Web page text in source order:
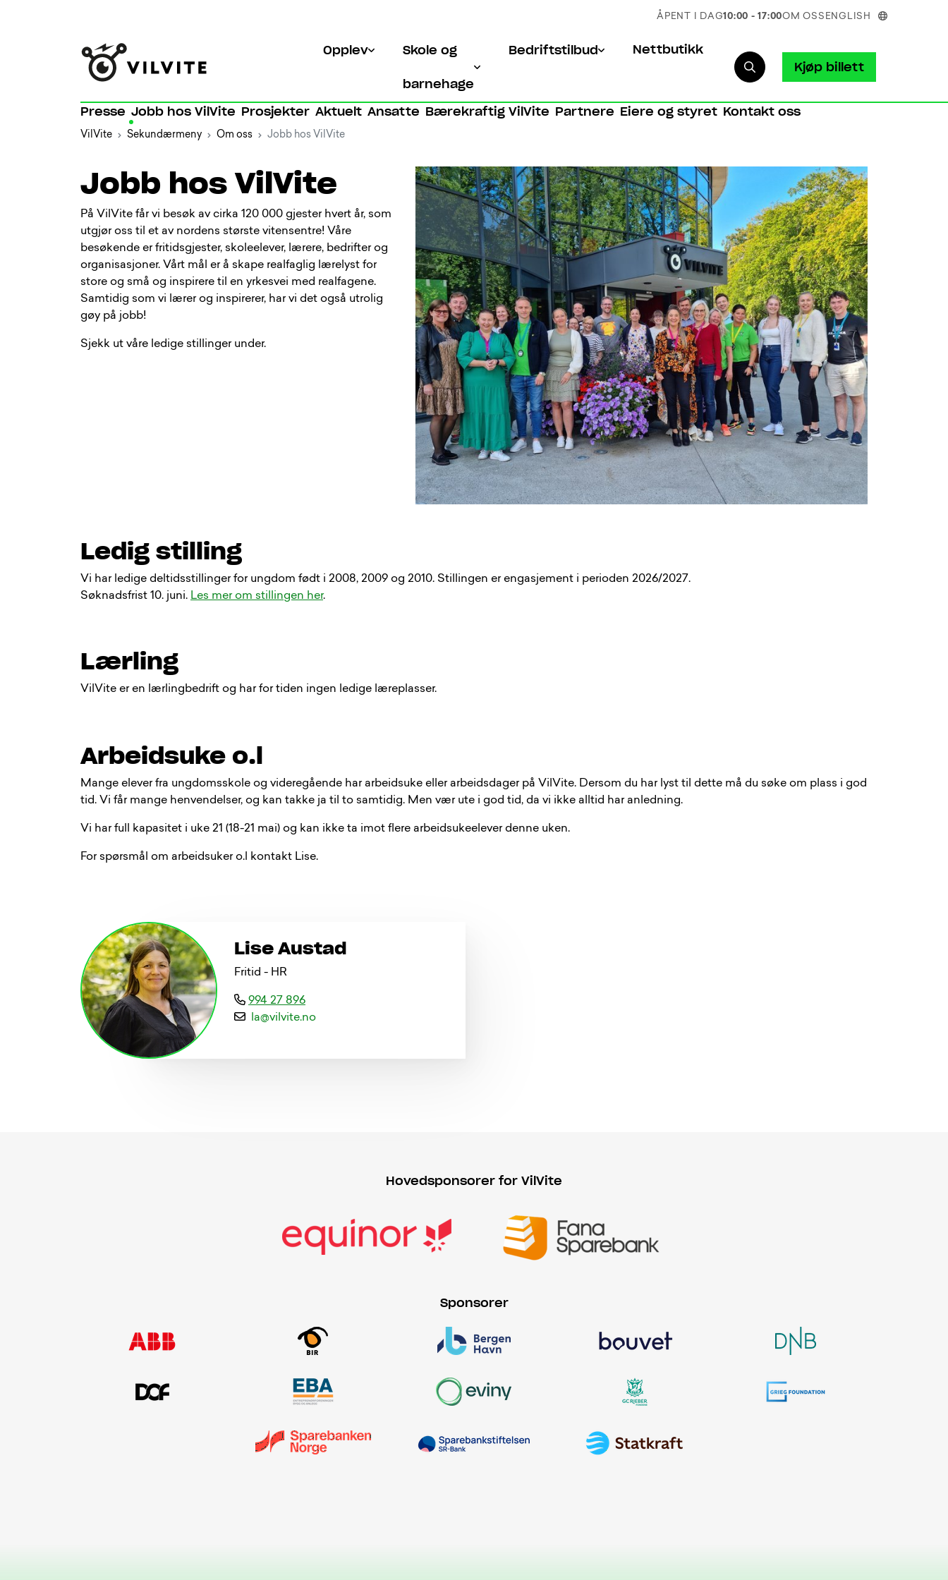
Opplev Skole og
barnehage
Bedriftstilbud Nettbutikk
ÅPENT I DAG10:00 - 17:00OM OSS ENGLISH
Kjøp billett
Presse Jobb hos VilVite Prosjekter Aktuelt Ansatte Bærekraftig VilVite Partnere Eiere og styret Kontakt oss
VilVite Sekundærmeny Om oss Jobb hos VilVite
Jobb hos VilVite
På VilVite får vi besøk av cirka 120 000 gjester hvert år, som
utgjør oss til et av nordens største vitensentre! Våre
besøkende er fritidsgjester, skoleelever, lærere, bedrifter og
organisasjoner. Vårt mål er å skape realfaglig lærelyst for
store og små og inspirere til en yrkesvei med realfagene.
Samtidig som vi lærer og inspirerer, har vi det også utrolig
gøy på jobb!
Sjekk ut våre ledige stillinger under.
Ledig stilling
Vi har ledige deltidsstillinger for ungdom født i 2008, 2009 og 2010. Stillingen er engasjement i perioden 2026/2027.
Søknadsfrist 10. juni. Les mer om stillingen her.
Lærling
VilVite er en lærlingbedrift og har for tiden ingen ledige læreplasser.
Arbeidsuke o.l
Mange elever fra ungdomsskole og videregående har arbeidsuke eller arbeidsdager på VilVite. Dersom du har lyst til dette må du søke om plass i god
tid. Vi får mange henvendelser, og kan takke ja til to samtidig. Men vær ute i god tid, da vi ikke alltid har anledning.
Vi har full kapasitet i uke 21 (18-21 mai) og kan ikke ta imot flere arbeidsukeelever denne uken.
For spørsmål om arbeidsuker o.l kontakt Lise.
Lise Austad
Fritid - HR
994 27 896
o
n
.
e
t
i
v
i
v
@
a
Hovedsponsorer for VilVite
Sponsorer